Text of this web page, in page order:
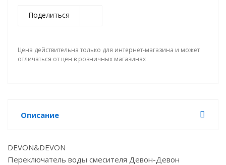
Поделиться
Цена действительна только для интернет-магазина и может
отличаться от цен в розничных магазинах
Описание
DEVON&DEVON
Переключатель воды смесителя Девон-Девон